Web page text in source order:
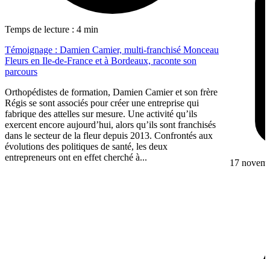
Temps de lecture : 4 min
Témoignage : Damien Camier, multi-franchisé Monceau
Fleurs en Ile-de-France et à Bordeaux, raconte son
parcours
Orthopédistes de formation, Damien Camier et son frère
Régis se sont associés pour créer une entreprise qui
fabrique des attelles sur mesure. Une activité qu’ils
exercent encore aujourd’hui, alors qu’ils sont franchisés
dans le secteur de la fleur depuis 2013. Confrontés aux
évolutions des politiques de santé, les deux
entrepreneurs ont en effet cherché à...
17